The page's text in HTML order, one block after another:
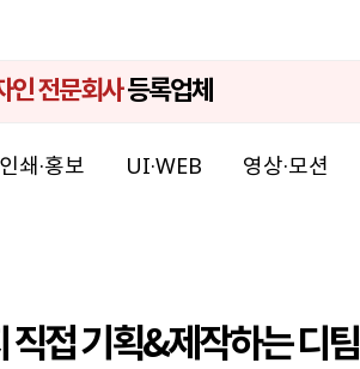
인 전문회사등록업체
인쇄·홍보 UI·WEB 영상·모션
직접 기획&제작하는 디팀